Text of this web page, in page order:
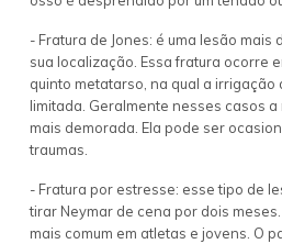
- Fratura de Jones: é uma lesão
sua localização. Essa fratura ocorre
quinto metatarso, na qual a irrigação
limitada. Geralmente nesses casos
mais demorada. Ela pode ser
traumas.
- Fratura por estresse: esse tipo de
tirar Neymar de cena por dois
mais comum em atletas e jovens. O